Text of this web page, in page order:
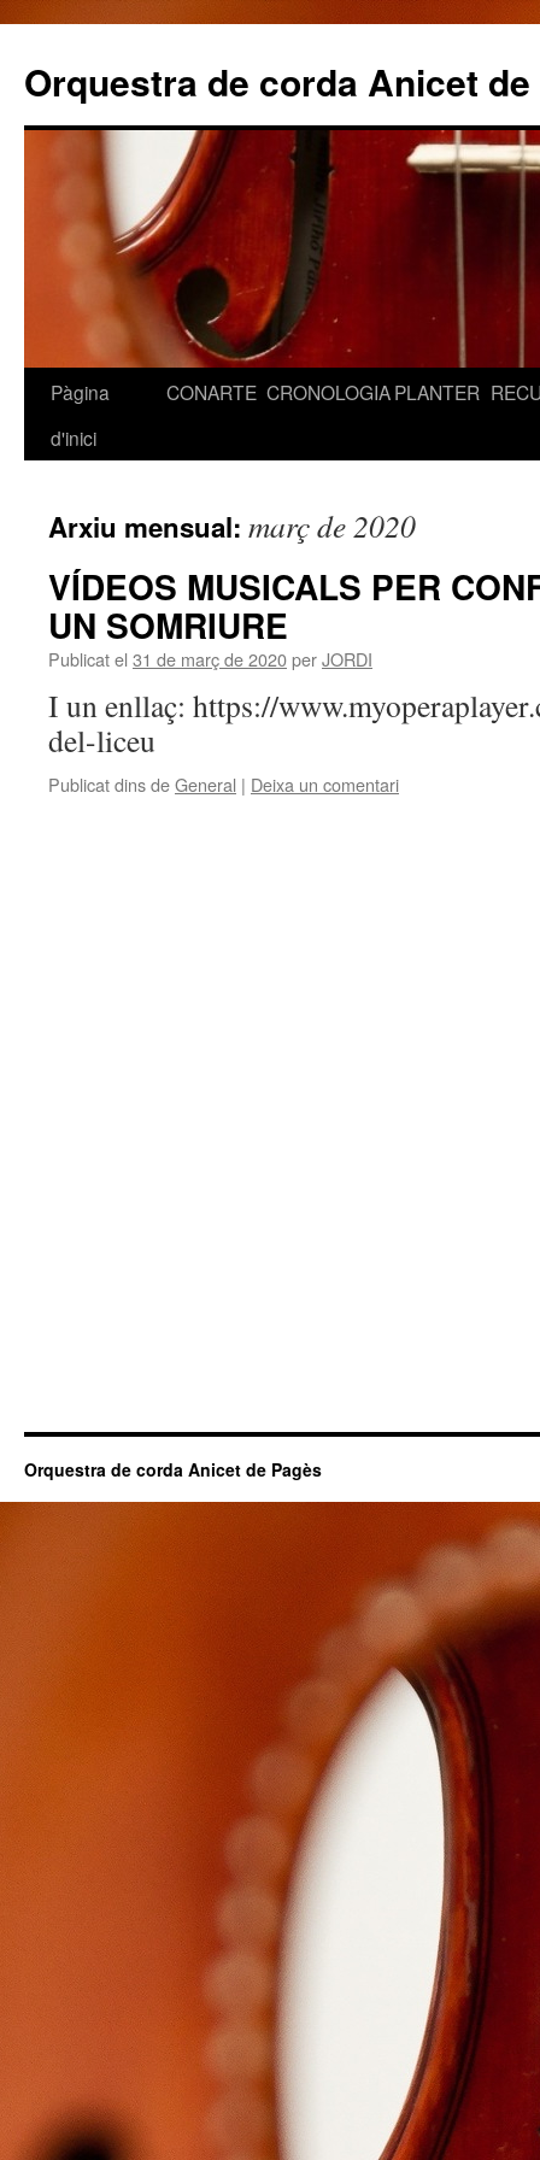
Orquestra de corda Anicet de
Vés
Pàgina
d'inici
CONARTE CRONOLOGIAPLANTER
Arxiu mensual: març de 2020
VÍDEOS MUSICALS PER
UN SOMRIURE
Publicat el 31 de març de 2020perJORDI
I un enllaç: https://
del-liceu
Publicat dins deGeneral | Deixa un comentari
Orquestra de corda Anicet de Pagès